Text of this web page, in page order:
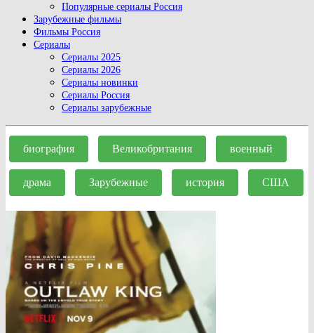
Популярные сериалы Россия
Зарубежные фильмы
Фильмы Россия
Сериалы
Сериалы 2025
Сериалы 2026
Сериалы новинки
Сериалы Россия
Сериалы зарубежные
Close
Button
биография Великобритания военный
драма Зарубежные история США